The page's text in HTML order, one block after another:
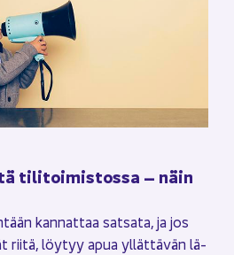
ti­li­toi­mis­tos­sa – näin
kan­nat­taa sat­sa­ta, ja jos
riitä, löy­tyy apua yl­lät­tä­vän lä­